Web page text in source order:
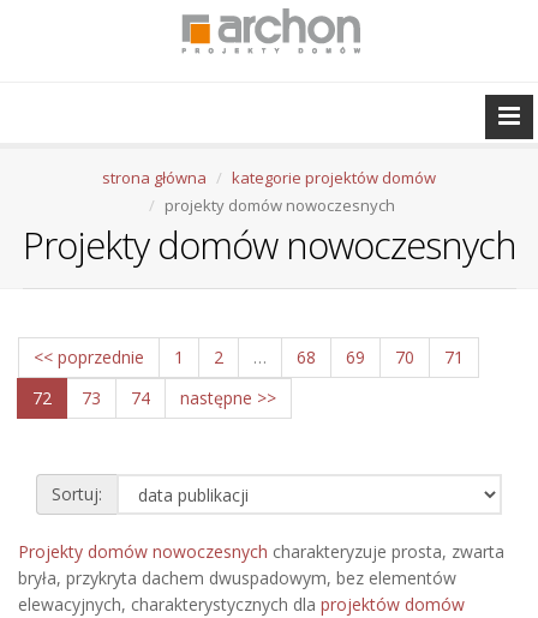
strona główna
kategorie projektów domów
projekty domów nowoczesnych
Projekty domów nowoczesnych
<< poprzednie 1 2 … 68 69 70
71
72
73 74 następne >>
Sortuj:
Projekty domów nowoczesnych charakteryzuje prosta, zwarta
bryła, przykryta dachem dwuspadowym, bez elementów
elewacyjnych, charakterystycznych dla projektów domów